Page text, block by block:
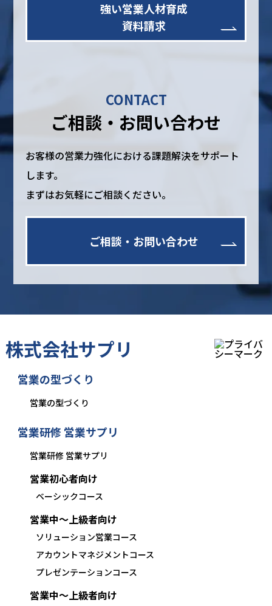
強い営業人材育成
資料請求
CONTACT
ご相談・お問い合わせ
お客様の営業力強化における課題解決をサポート
します。
まずはお気軽にご相談ください。
ご相談・お問い合わせ
株式会社サプリ
営業の型づくり
営業の型づくり
営業研修 営業サプリ
営業研修 営業サプリ
営業初心者向け
ベーシックコース
営業中〜上級者向け
ソリューション営業コース
アカウントマネジメントコース
プレゼンテーションコース
営業中〜上級者向け